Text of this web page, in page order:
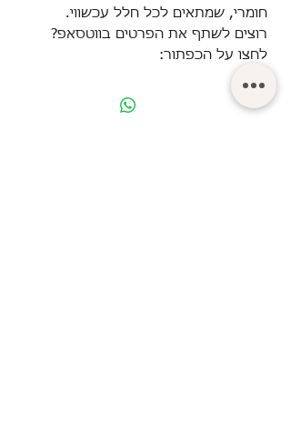
חומרי, שמתאים לכל חלל עכשווי.
רוצים לשתף את הפרטים בווטסאפ?
לחצו על הכפתור: